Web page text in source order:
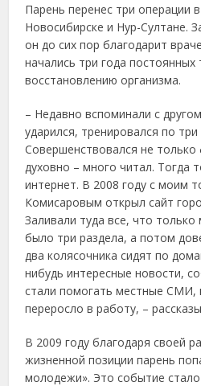
Парень перенес три операции
Новосибирске и Нур-Султане.
он до сих пор благодарит
начались три года постоянных
восстановлению организма.
– Недавно вспоминали с
ударился, тренировался по три
Совершенствовался не только
духовно – много читал. Тогда
интернет. В 2008 году с моим
Комисаровым открыл сайт
Заливали туда все, что
было три раздела, а потом
два колясочника сидят по
нибудь интересные новости,
стали помогать местные СМИ,
переросло в работу, –
В 2009 году благодаря своей
жизненной позиции парень
молодежи». Это событие